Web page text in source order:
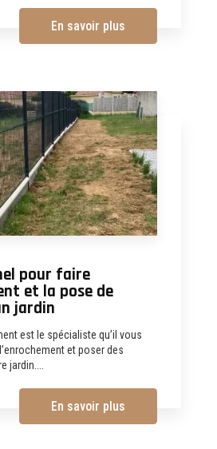
En savoir plus
pour faire
et la pose de
jardin
est le spécialiste qu’il vous
et poser des
jardin....
En savoir plus